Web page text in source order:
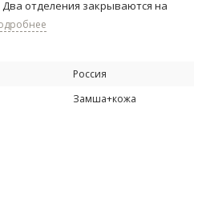
Два отделения закрываются на
Россия
Замша+кожа